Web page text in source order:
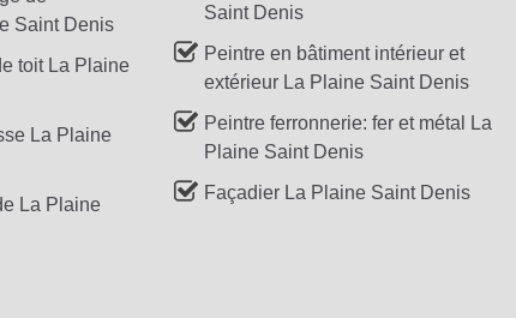
Saint Denis
toit La Plaine
La Plaine
La Plaine
Saint Denis
Peintre en bâtiment intérieur et
extérieur La Plaine Saint Denis
Peintre ferronnerie: fer et métal La
Plaine Saint Denis
Façadier La Plaine Saint Denis